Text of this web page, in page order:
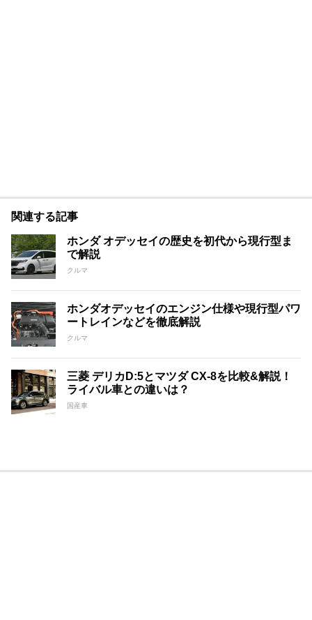
関連する記事
ホンダ オデッセイの歴史を初代から現行型ま
で解説
クルマ
ホンダオデッセイのエンジン仕様や現行型パワ
ートレインなどを徹底解説
クルマ
三菱 デリカD:5とマツダ CX-8を比較&解説！
ライバル車との違いは？
国産車